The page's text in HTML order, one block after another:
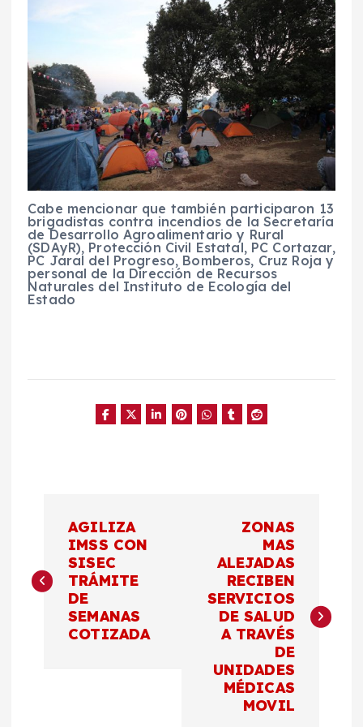
Cabe mencionar que también participaron 13
brigadistas contra incendios de la Secretaría
de Desarrollo Agroalimentario y Rural
(SDAyR), Protección Civil Estatal, PC Cortazar,
PC Jaral del Progreso, Bomberos, Cruz Roja y
personal de la Dirección de Recursos
Naturales del Instituto de Ecología del
Estado
v
AGILIZA
IMSS CON
SISEC
TRÁMITE
DE
SEMANAS
COTIZADA
ZONAS
MAS
ALEJADAS
RECIBEN
SERVICIOS
DE SALUD
A TRAVÉS
DE
UNIDADES
MÉDICAS
MOVIL